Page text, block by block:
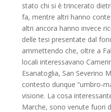
stato chi si è trincerato
fa, mentre altri hanno
altri ancora hanno invece
delle tesi presentate dal
ammettendo che, oltre a
locali interessavano
Esanatoglia, San Severino
contesto dunque “umbro-
visione. La cosa
Marche, sono venute fuori